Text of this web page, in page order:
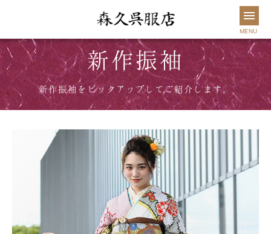
MENU
森久について 新着情報
袴 振袖
お問い合わせ
0982-32-2834
営業時間 9:30～18:30
ご来店予約 店舗紹介
新作振袖
新作振袖をピックアップしてご紹介します。